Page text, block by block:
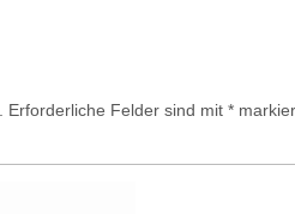
Erforderliche Felder sind mit *